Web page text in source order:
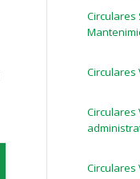
Circulares
Circulares
Circulares
Circulares